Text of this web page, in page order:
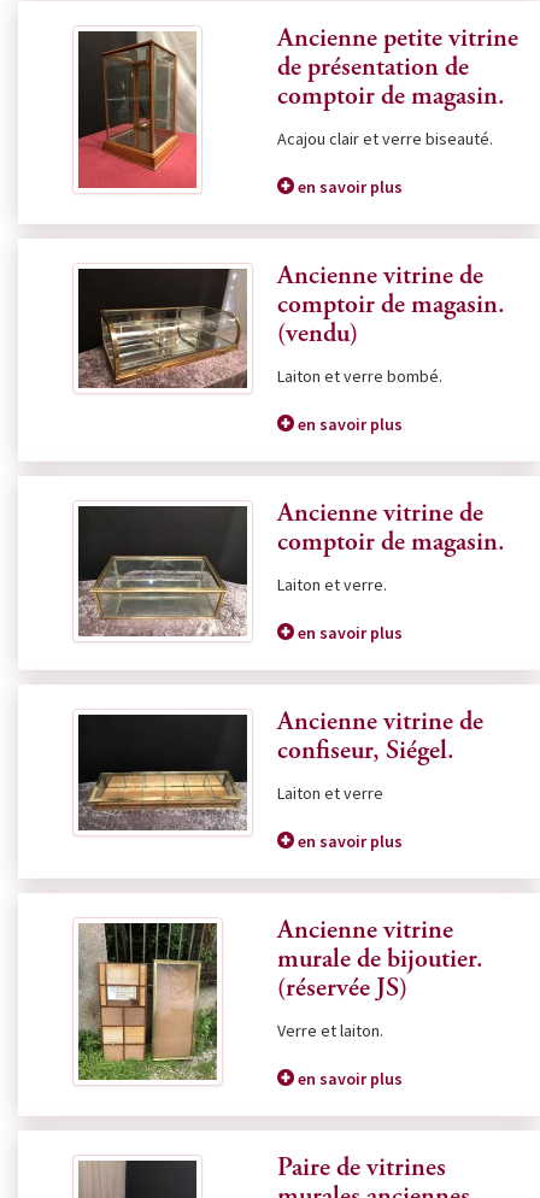
Ancienne petite vitrine
de présentation de
comptoir de magasin.
Acajou clair et verre biseauté.
en savoir plus
Ancienne vitrine de
comptoir de magasin.
(vendu)
Laiton et verre bombé.
en savoir plus
Ancienne vitrine de
comptoir de magasin.
Laiton et verre.
en savoir plus
Ancienne vitrine de
confiseur, Siégel.
Laiton et verre
en savoir plus
Ancienne vitrine
murale de bijoutier.
(réservée JS)
Verre et laiton.
en savoir plus
Paire de vitrines